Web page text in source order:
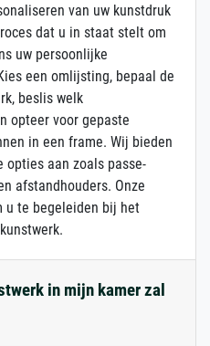
van uw kunstdruk
dat u in staat stelt om
uw persoonlijke
een omlijsting, bepaal de
beslis welk
opteer voor gepaste
in een frame. Wij bieden
opties aan zoals passe-
afstandhouders. Onze
u te begeleiden bij het
in mijn kamer zal